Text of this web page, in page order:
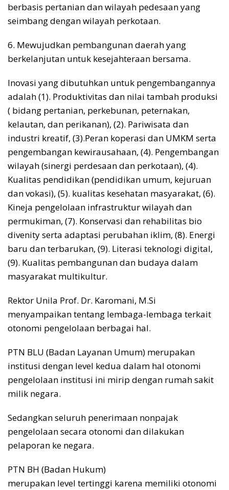
berbasis pertanian dan wilayah pedesaan yang
seimbang dengan wilayah perkotaan.
6. Mewujudkan pembangunan daerah yang
berkelanjutan untuk kesejahteraan bersama.
Inovasi yang dibutuhkan untuk pengembangannya
adalah (1). Produktivitas dan nilai tambah produksi
( bidang pertanian, perkebunan, peternakan,
kelautan, dan perikanan), (2). Pariwisata dan
industri kreatif, (3).Peran koperasi dan UMKM serta
pengembangan kewirausahaan, (4). Pengembangan
wilayah (sinergi perdesaan dan perkotaan), (4).
Kualitas pendidikan (pendidikan umum, kejuruan
dan vokasi), (5). kualitas kesehatan masyarakat, (6).
Kineja pengelolaan infrastruktur wilayah dan
permukiman, (7). Konservasi dan rehabilitas bio
divenity serta adaptasi perubahan iklim, (8). Energi
baru dan terbarukan, (9). Literasi teknologi digital,
(9). Kualitas pembangunan dan budaya dalam
masyarakat multikultur.
Rektor Unila Prof. Dr. Karomani, M.Si
menyampaikan tentang lembaga-lembaga terkait
otonomi pengelolaan berbagai hal.
PTN BLU (Badan Layanan Umum) merupakan
institusi dengan level kedua dalam hal otonomi
pengelolaan institusi ini mirip dengan rumah sakit
milik negara.
Sedangkan seluruh penerimaan nonpajak
pengelolaan secara otonomi dan dilakukan
pelaporan ke negara.
PTN BH (Badan Hukum)
merupakan level tertinggi karena memiliki otonomi